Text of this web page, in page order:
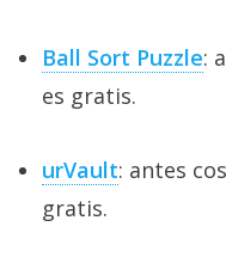
Ball Sort Puzzle:
es gratis.
urVault: antes
gratis.